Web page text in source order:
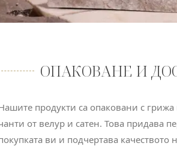
ОПАКОВАНЕ И
продукти са опаковани с грижа
от велур и сатен. Това придава
ви и подчертава качеството